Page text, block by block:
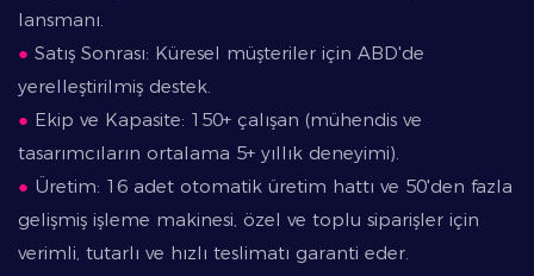
lansmanı.
● Satış Sonrası: Küresel müşteriler için ABD'de
yerelleştirilmiş destek.
● Ekip ve Kapasite: 150+ çalışan (mühendis ve
tasarımcıların ortalama 5+ yıllık deneyimi).
● Üretim: 16 adet otomatik üretim hattı ve 50'den fazla
gelişmiş işleme makinesi, özel ve toplu siparişler için
verimli, tutarlı ve hızlı teslimatı garanti eder.